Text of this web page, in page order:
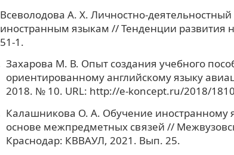
Всеволодова А. Х. Личностно-
иностранным языкам // Тенденции развития
51-1.
Захарова М. В. Опыт создания учебного
ориентированному английскому языку
2018. № 10. URL: http://e-koncept.ru/2018/
Калашникова О. А. Обучение иностранному
основе межпредметных связей //
Краснодар: КВВАУЛ, 2021. Вып. 25.